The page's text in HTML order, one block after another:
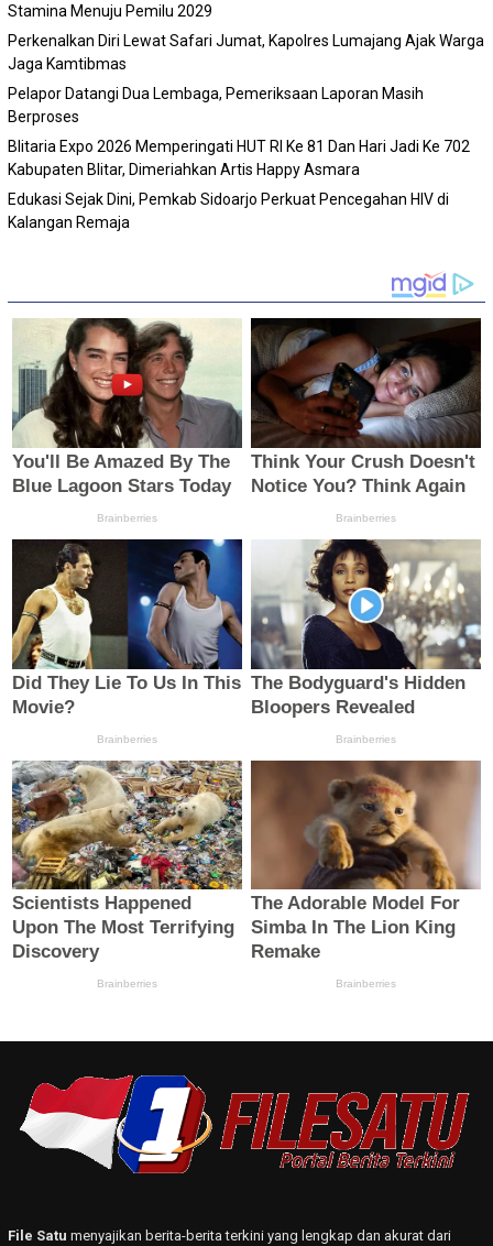
Stamina Menuju Pemilu 2029
Perkenalkan Diri Lewat Safari Jumat, Kapolres Lumajang Ajak Warga
Jaga Kamtibmas
Pelapor Datangi Dua Lembaga, Pemeriksaan Laporan Masih
Berproses
Blitaria Expo 2026 Memperingati HUT RI Ke 81 Dan Hari Jadi Ke 702
Kabupaten Blitar, Dimeriahkan Artis Happy Asmara
Edukasi Sejak Dini, Pemkab Sidoarjo Perkuat Pencegahan HIV di
Kalangan Remaja
File Satu menyajikan berita-berita terkini yang lengkap dan akurat dari